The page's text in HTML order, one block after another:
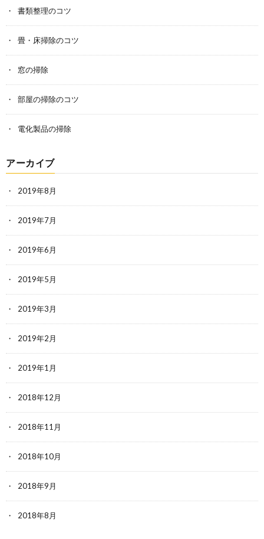
書類整理のコツ
畳・床掃除のコツ
窓の掃除
部屋の掃除のコツ
電化製品の掃除
アーカイブ
2019年8月
2019年7月
2019年6月
2019年5月
2019年3月
2019年2月
2019年1月
2018年12月
2018年11月
2018年10月
2018年9月
2018年8月